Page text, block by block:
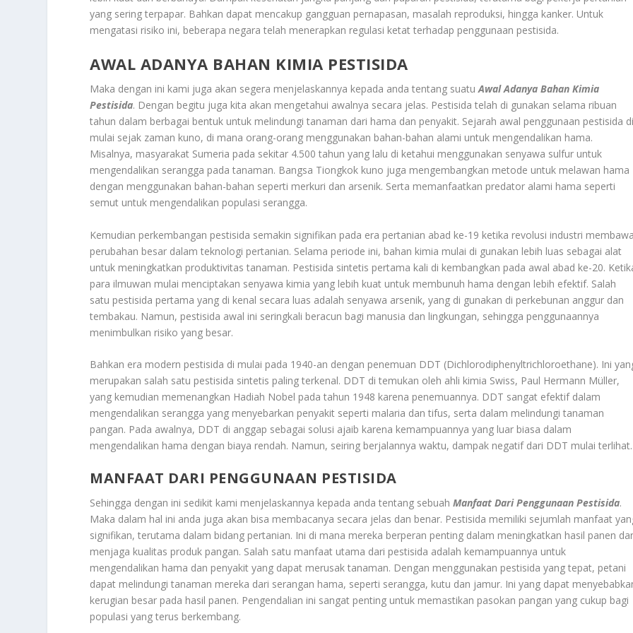
yang sering terpapar. Bahkan dapat mencakup gangguan pernapasan, masalah reproduksi, hingga kanker. Untuk
mengatasi risiko ini, beberapa negara telah menerapkan regulasi ketat terhadap penggunaan pestisida.
AWAL ADANYA BAHAN KIMIA PESTISIDA
Maka dengan ini kami juga akan segera menjelaskannya kepada anda tentang suatuAwal Adanya Bahan Kimia
Pestisida. Dengan begitu juga kita akan mengetahui awalnya secara jelas. Pestisida telah di gunakan selama ribuan
tahun dalam berbagai bentuk untuk melindungi tanaman dari hama dan penyakit. Sejarah awal penggunaan pestisida di
mulai sejak zaman kuno, di mana orang-orang menggunakan bahan-bahan alami untuk mengendalikan hama.
Misalnya, masyarakat Sumeria pada sekitar 4.500 tahun yang lalu di ketahui menggunakan senyawa sulfur untuk
mengendalikan serangga pada tanaman. Bangsa Tiongkok kuno juga mengembangkan metode untuk melawan hama
dengan menggunakan bahan-bahan seperti merkuri dan arsenik. Serta memanfaatkan predator alami hama seperti
semut untuk mengendalikan populasi serangga.
Kemudian perkembangan pestisida semakin signifikan pada era pertanian abad ke-19 ketika revolusi industri membawa
perubahan besar dalam teknologi pertanian. Selama periode ini, bahan kimia mulai di gunakan lebih luas sebagai alat
untuk meningkatkan produktivitas tanaman. Pestisida sintetis pertama kali di kembangkan pada awal abad ke-20.
para ilmuwan mulai menciptakan senyawa kimia yang lebih kuat untuk membunuh hama dengan lebih efektif. Salah
satu pestisida pertama yang di kenal secara luas adalah senyawa arsenik, yang di gunakan di perkebunan anggur dan
tembakau. Namun, pestisida awal ini seringkali beracun bagi manusia dan lingkungan, sehingga penggunaannya
menimbulkan risiko yang besar.
Bahkan era modern pestisida di mulai pada 1940-an dengan penemuan DDT (Dichlorodiphenyltrichloroethane). Ini
merupakan salah satu pestisida sintetis paling terkenal. DDT di temukan oleh ahli kimia Swiss, Paul Hermann Müller,
yang kemudian memenangkan Hadiah Nobel pada tahun 1948 karena penemuannya. DDT sangat efektif dalam
mengendalikan serangga yang menyebarkan penyakit seperti malaria dan tifus, serta dalam melindungi tanaman
pangan. Pada awalnya, DDT di anggap sebagai solusi ajaib karena kemampuannya yang luar biasa dalam
mengendalikan hama dengan biaya rendah. Namun, seiring berjalannya waktu, dampak negatif dari DDT mulai terlihat.
MANFAAT DARI PENGGUNAAN PESTISIDA
Sehingga dengan ini sedikit kami menjelaskannya kepada anda tentang sebuahManfaat Dari Penggunaan Pestisida.
Maka dalam hal ini anda juga akan bisa membacanya secara jelas dan benar. Pestisida memiliki sejumlah manfaat
signifikan, terutama dalam bidang pertanian. Ini di mana mereka berperan penting dalam meningkatkan hasil panen
menjaga kualitas produk pangan. Salah satu manfaat utama dari pestisida adalah kemampuannya untuk
mengendalikan hama dan penyakit yang dapat merusak tanaman. Dengan menggunakan pestisida yang tepat, petani
dapat melindungi tanaman mereka dari serangan hama, seperti serangga, kutu dan jamur. Ini yang dapat
kerugian besar pada hasil panen. Pengendalian ini sangat penting untuk memastikan pasokan pangan yang cukup bagi
populasi yang terus berkembang.